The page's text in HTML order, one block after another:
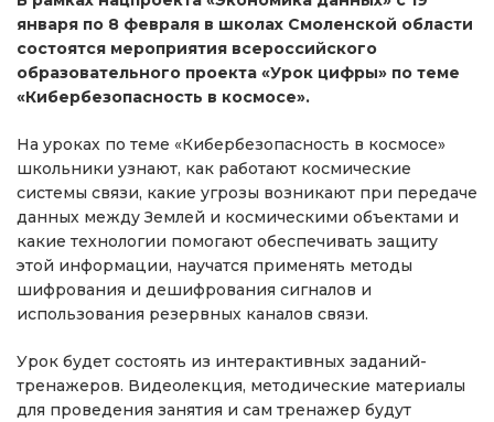
января по 8 февраля в школах Смоленской области
состоятся мероприятия всероссийского
образовательного проекта «Урок цифры» по теме
«Кибербезопасность в космосе».
На уроках по теме «Кибербезопасность в космосе»
школьники узнают, как работают космические
системы связи, какие угрозы возникают при передаче
данных между Землей и космическими объектами и
какие технологии помогают обеспечивать защиту
этой информации, научатся применять методы
шифрования и дешифрования сигналов и
использования резервных каналов связи.
Урок будет состоять из интерактивных заданий-
тренажеров. Видеолекция, методические материалы
для проведения занятия и сам тренажер будут